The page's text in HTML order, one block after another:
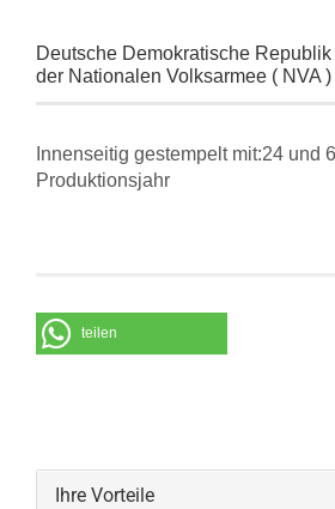
Deutsche Demokratische
der Nationalen Volksarmee ( NVA )
Innenseitig gestempelt mit:24 und
Produktionsjahr
teilen
Ihre Vorteile